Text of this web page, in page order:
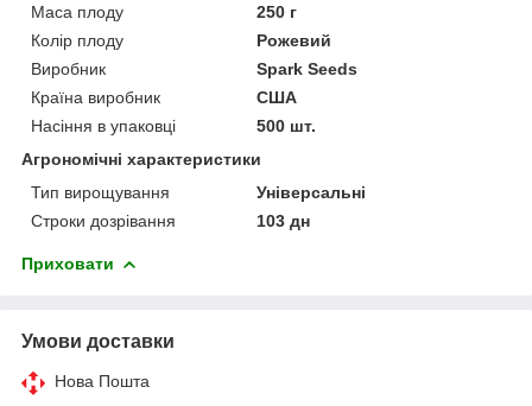
Маса плоду
250 г
Колір плоду
Рожевий
Виробник
Spark Seeds
Країна виробник
США
Насіння в упаковці
500 шт.
Агрономічні характеристики
Тип вирощування
Універсальні
Строки дозрівання
103 дн
Приховати
Умови доставки
Нова Пошта